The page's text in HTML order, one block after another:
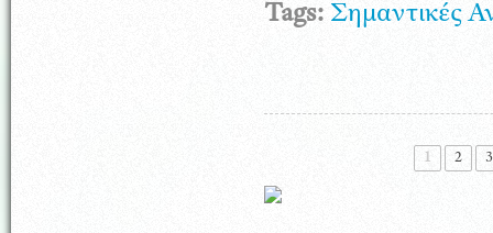
Tags: Σημαντικές
1 2 3